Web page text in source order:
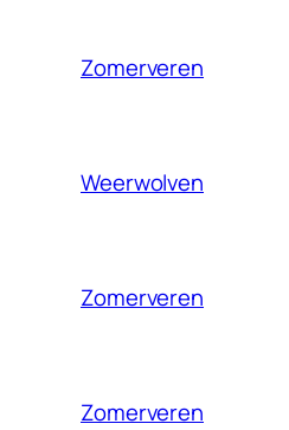
Zomerveren
Weerwolven
Zomerveren
Zomerveren